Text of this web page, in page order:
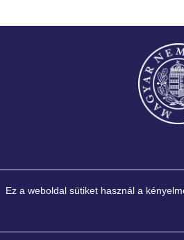
Ez a weboldal sütiket használ a